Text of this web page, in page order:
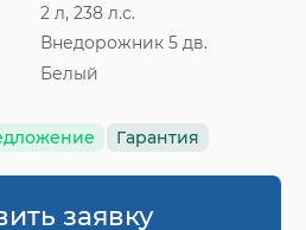
2 л, 238 л.с.
Внедорожник 5 дв.
Белый
Гарантия
заявку